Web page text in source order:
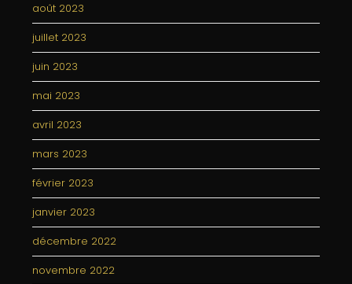
août 2023
juillet 2023
juin 2023
mai 2023
avril 2023
mars 2023
février 2023
janvier 2023
décembre 2022
novembre 2022